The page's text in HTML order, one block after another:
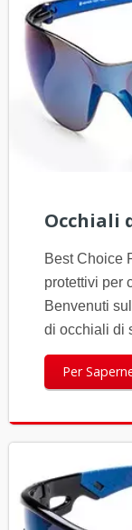
Occhiali
Best Choice
protettivi per
Benvenuti
di occhiali di
Per